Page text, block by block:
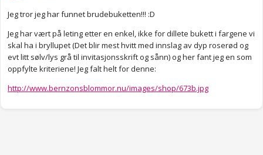
Jeg tror jeg har funnet brudebuketten!!! :D
Jeg har vært på leting etter en enkel, ikke for dillete bukett i fargene vi
skal ha i bryllupet (Det blir mest hvitt med innslag av dyp roserød og
evt litt sølv/lys grå til invitasjonsskrift og sånn) og her fant jeg en som
oppfylte kriteriene! Jeg falt helt for denne:
http://www.bernzonsblommor.nu/images/shop/673b.jpg